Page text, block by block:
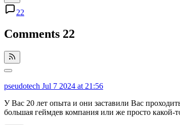
22
Comments 22
pseudotech Jul 7 2024 at 21:56
У Вас 20 лет опыта и они заставили Вас
большая геймдев компания или же просто какой-